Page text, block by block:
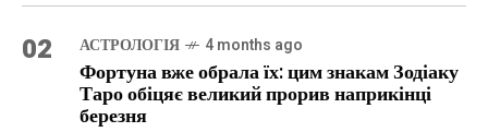
02 АСТРОЛОГІЯ 4 months ago
Фортуна вже обрала їх: цим знакам Зодіаку
Таро обіцяє великий прорив наприкінці
березня